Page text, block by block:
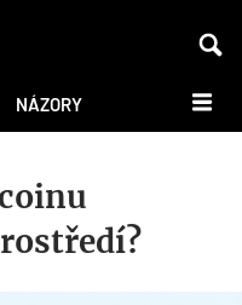
NÁZORY DALŠÍ